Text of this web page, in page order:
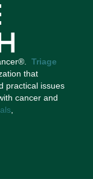
Triage
that
practical issues
cancer and
,